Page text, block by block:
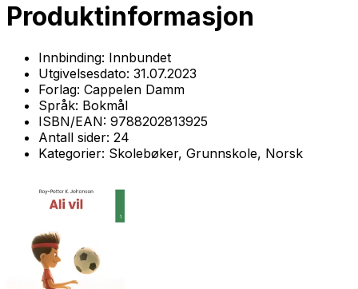
Produktinformasjon
Innbinding: Innbundet
Utgivelsesdato: 31.07.2023
Forlag: Cappelen Damm
Språk: Bokmål
ISBN/EAN: 9788202813925
Antall sider: 24
Kategorier: Skolebøker, Grunnskole, Norsk